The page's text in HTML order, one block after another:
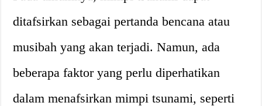
ditafsirkan sebagai pertanda bencana atau
musibah yang akan terjadi. Namun, ada
beberapa faktor yang perlu diperhatikan
dalam menafsirkan mimpi tsunami, seperti